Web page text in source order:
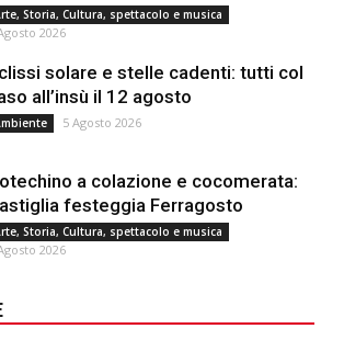
Storia, Cultura, spettacolo e musica
2026
solare e stelle cadenti: tutti col
all’insù il 12 agosto
5 Agosto 2026
a colazione e cocomerata:
festeggia Ferragosto
Storia, Cultura, spettacolo e musica
2026